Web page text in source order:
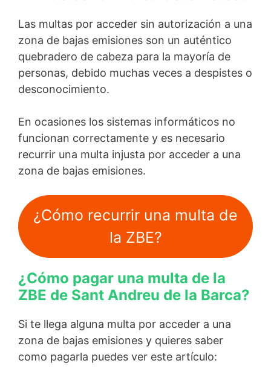
Las multas por acceder sin autorización a una
zona de bajas emisiones son un auténtico
quebradero de cabeza para la mayoría de
personas, debido muchas veces a despistes o
desconocimiento.
En ocasiones los sistemas informáticos no
funcionan correctamente y es necesario
recurrir una multa injusta por acceder a una
zona de bajas emisiones.
¿Cómo recurrir una multa de
la ZBE?
¿Cómo pagar una multa de la
ZBE de Sant Andreu de la Barca?
Si te llega alguna multa por acceder a una
zona de bajas emisiones y quieres saber
como pagarla puedes ver este artículo: